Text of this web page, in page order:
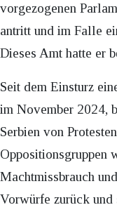
vorgezogenen
antritt und im Falle
Dieses Amt hatte er
Seit dem Einsturz
im November 2024,
Serbien von
Oppositionsgruppen
Machtmissbrauch
Vorwürfe zurück